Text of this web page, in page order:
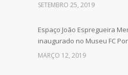
SETEMBRO 25, 2019
Espaço João Espregueira
inaugurado no Museu FC
MARÇO 12, 2019